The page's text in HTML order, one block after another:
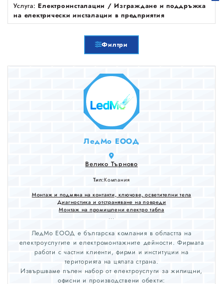
Услуга: Електроинсталации / Изграждане и поддръжка
на електрически инсталации в предприятия
Филтри
ЛедМо ЕООД
Велико Търново
Тип:Компания
Монтаж и подмяна на контакти, ключове, осветителни тела
Диагностика и отстраняване на повреди
Монтаж на промишлени електро табла
...
ЛедМо ЕООД е българска компания в областта на
електроуслугите и електромонтажните дейности. Фирмата
работи с частни клиенти, фирми и институции на
територията на цялата страна.
Извършваме пълен набор от електроуслуги за жилищни,
офисни и производствени обекти: